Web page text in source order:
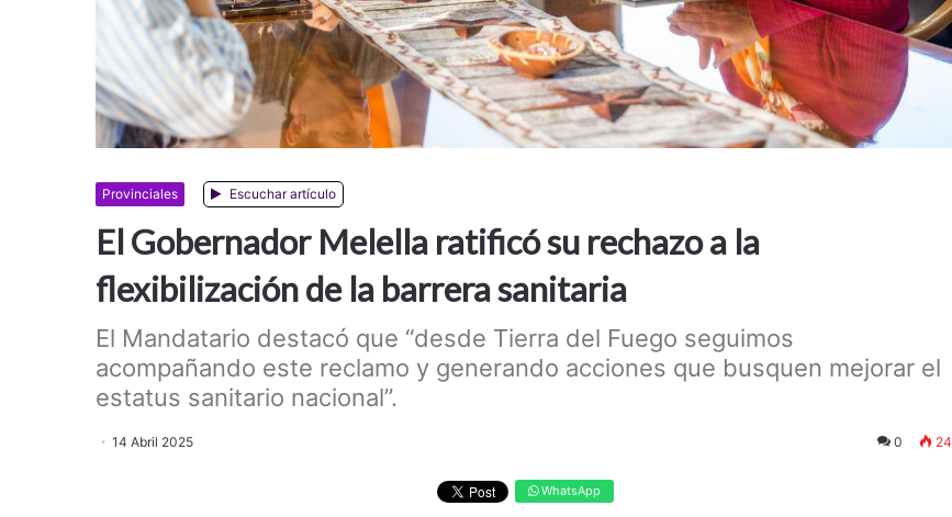
Provinciales Escuchar artículo
El Gobernador Melella ratificó su rechazo a la
flexibilización de la barrera sanitaria
El Mandatario destacó que “desde Tierra del Fuego seguimos
acompañando este reclamo y generando acciones que busquen mejorar el
estatus sanitario nacional”.
14 Abril 2025 0 24
WhatsApp